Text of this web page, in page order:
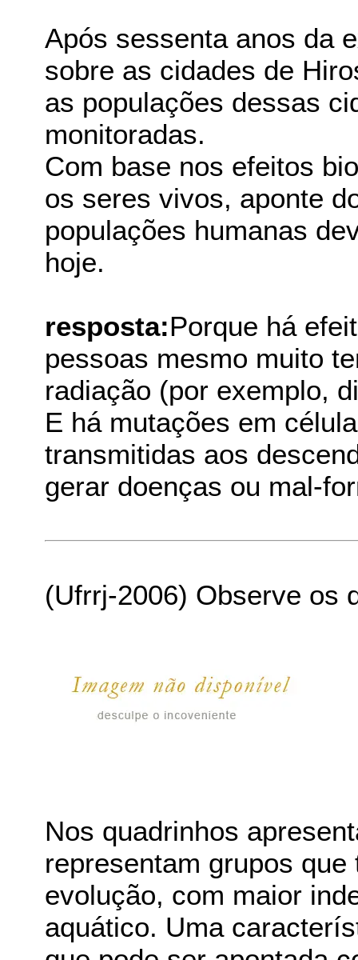
Após sessenta anos da
sobre as cidades de
as populações dessas
monitoradas.
Com base nos efeitos
os seres vivos, aponte
populações humanas
hoje.
resposta:Porque há
pessoas mesmo muito
radiação (por exemplo,
E há mutações em
transmitidas aos
gerar doenças ou mal-
(Ufrrj-2006) Observe os
Nos quadrinhos
representam grupos
evolução, com maior
aquático. Uma